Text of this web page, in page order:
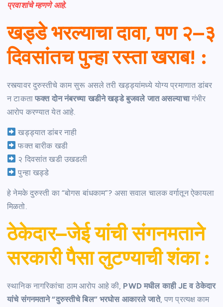
प्रवाशांचे म्हणणे आहे.
खड्डे भरल्याचा दावा, पण २–३
दिवसांतच पुन्हा रस्ता खराब! :
रस्त्यावर दुरुस्तीचे काम सुरू असले तरी खड्ड्यांमध्ये योग्य प्रमाणात डांबर
न टाकता फक्त दोन नंबरच्या खडीने खड्डे बुजवले जात असल्याचागंभीर
आरोप करण्यात येत आहे.
खड्ड्यात डांबर नाही
फक्त बारीक खडी
२ दिवसांत खडी उखडली
पुन्हा खड्डे
हे नेमके दुरुस्ती का “बोगस बांधकाम”? असा सवाल चालक वर्गातून ऐकायला
मिळतो.
ठेकेदार–जेई यांची संगनमताने
सरकारी पैसा लुटण्याची शंका:
स्थानिक नागरिकांचा ठाम आरोप आहे की, PWD मधील काही JE व ठेकेदार
यांचे संगनमताने “दुरुस्तीचे बिल” भरघोस आकारले जाते, पण प्रत्यक्ष काम